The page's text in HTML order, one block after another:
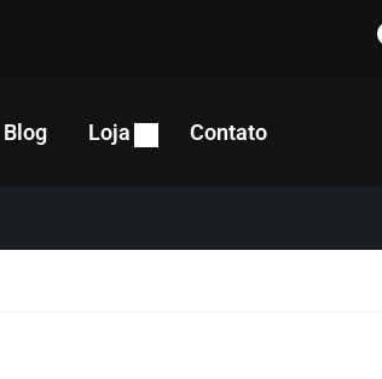
Blog Loja Contato